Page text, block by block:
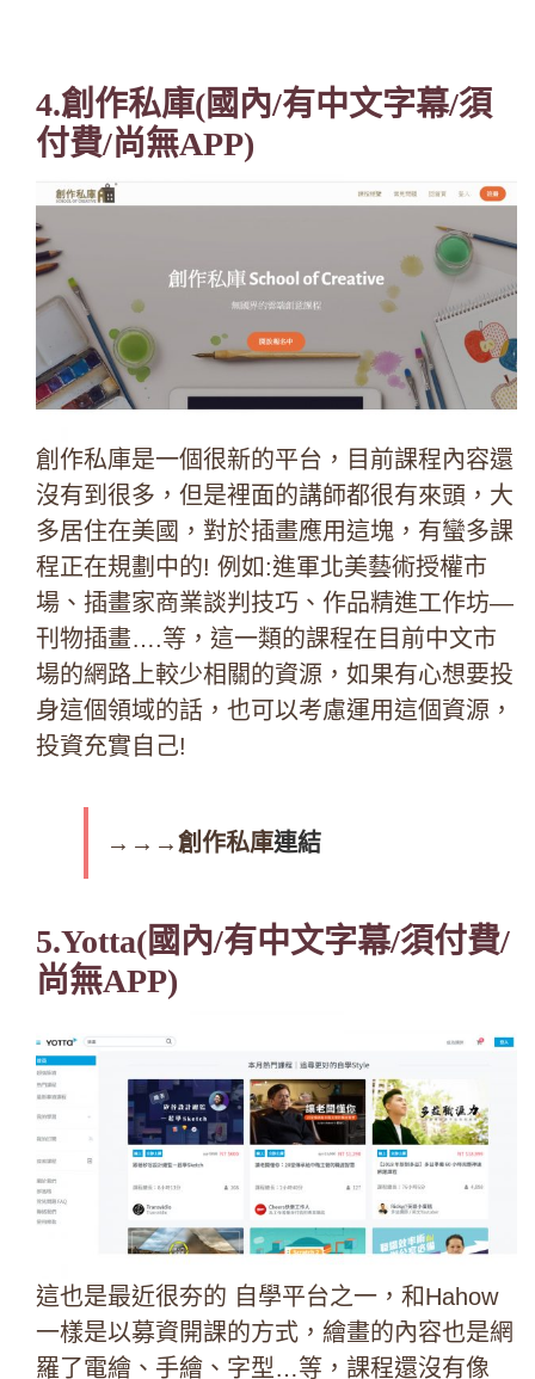
4.創作私庫(國內/有中文字幕/須
付費/尚無APP)
創作私庫是一個很新的平台，目前課程內容還
沒有到很多，但是裡面的講師都很有來頭，大
多居住在美國，對於插畫應用這塊，有蠻多課
程正在規劃中的! 例如:進軍北美藝術授權市
場、插畫家商業談判技巧、 作品精進工作坊—
刊物插畫….等，這一類的課程在目前中文市
場的網路上較少相關的資源，如果有心想要投
身這個領域的話，也可以考慮運用這個資源，
投資充實自己!
→→→創作私庫連結
5.Yotta(國內/有中文字幕/須付費/
尚無APP)
這也是最近很夯的 自學平台之一，和Hahow
一樣是以募資開課的方式，繪畫的內容也是網
羅了電繪、手繪、字型…等，課程還沒有像